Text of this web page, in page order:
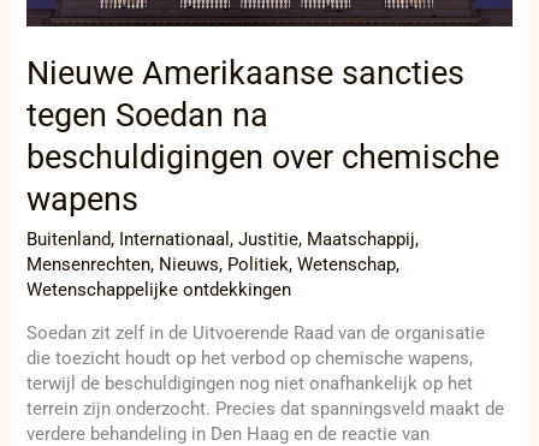
Nieuwe Amerikaanse sancties
tegen Soedan na
beschuldigingen over chemische
wapens
Buitenland, Internationaal,Justitie, Maatschappij,
Mensenrechten, Nieuws, Politiek,Wetenschap,
Wetenschappelijke ontdekkingen
Soedan zit zelf in de Uitvoerende Raad van de organisatie
die toezicht houdt op het verbod op chemische wapens,
terwijl de beschuldigingen nog niet onafhankelijk op het
terrein zijn onderzocht. Precies dat spanningsveld maakt de
verdere behandeling in Den Haag en de reactie van